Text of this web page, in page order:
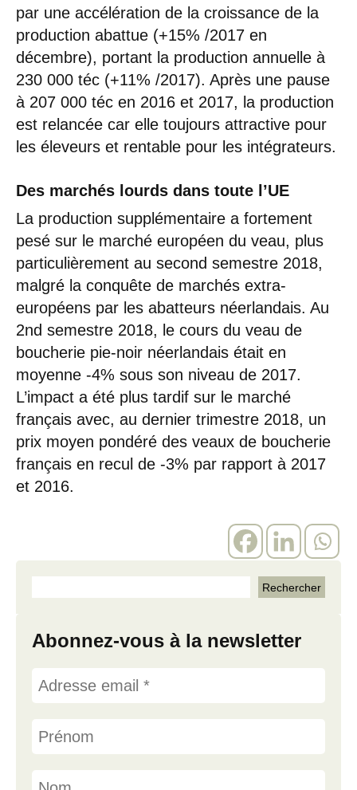
par une accélération de la croissance de la
production abattue (+15% /2017 en
décembre), portant la production annuelle à
230 000 téc (+11% /2017). Après une pause
à 207 000 téc en 2016 et 2017, la production
est relancée car elle toujours attractive pour
les éleveurs et rentable pour les intégrateurs.
Des marchés lourds dans toute l’UE
La production supplémentaire a fortement
pesé sur le marché européen du veau, plus
particulièrement au second semestre 2018,
malgré la conquête de marchés extra-
européens par les abatteurs néerlandais. Au
2nd semestre 2018, le cours du veau de
boucherie pie-noir néerlandais était en
moyenne -4% sous son niveau de 2017.
L’impact a été plus tardif sur le marché
français avec, au dernier trimestre 2018, un
prix moyen pondéré des veaux de boucherie
français en recul de -3% par rapport à 2017
et 2016.
Abonnez-vous à la newsletter